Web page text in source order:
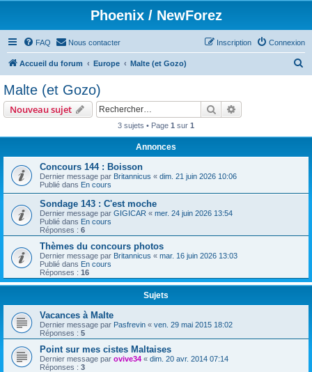
Phoenix / NewForez
FAQ Nous contacter Connexion
Inscription
Accueil du forum Europe Malte (et Gozo)
e
Malte (et Gozo)
Nouveau sujet Rechercher
3 sujets • Page 1 sur 1
Annonces
Concours 144 : Boisson
Dernier message par Britannicus « dim. 21 juin 2026 10:06
Publié dans En cours
Sondage 143 : C'est moche
Dernier message par GIGICAR « mer. 24 juin 2026 13:54
Publié dans En cours
Réponses : 6
Thèmes du concours photos
Dernier message par Britannicus « mar. 16 juin 2026 13:03
Publié dans En cours
Réponses : 16
Sujets
Vacances à Malte
Dernier message par Pasfrevin « ven. 29 mai 2015 18:02
Réponses : 5
Point sur mes cistes Maltaises
Dernier message par ovive34 « dim. 20 avr. 2014 07:14
Réponses : 3